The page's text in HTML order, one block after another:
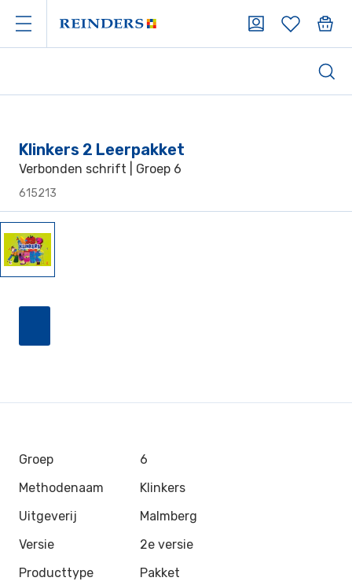
Klinkers 2 Leerpakket
Verbonden schrift | Groep 6
615213
Groep
6
Methodenaam
Klinkers
Uitgeverij
Malmberg
Versie
2e versie
Producttype
Pakket